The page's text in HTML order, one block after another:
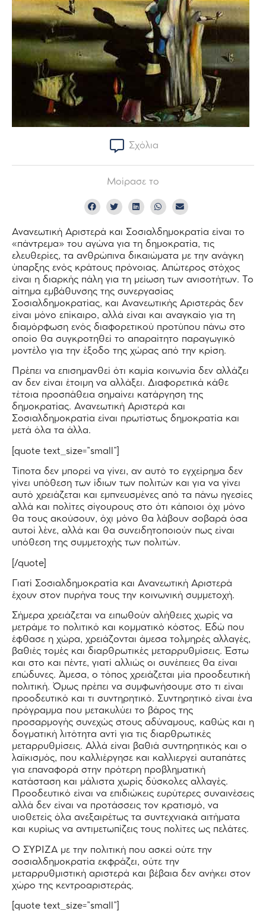
Σχόλια
Μοίρασε το
Ανανεωτική Αριστερά και Σοσιαλδημοκρατία είναι το
«πάντρεμα» του αγώνα για τη δημοκρατία, τις
ελευθερίες, τα ανθρώπινα δικαιώματα με την ανάγκη
ύπαρξης ενός κράτους πρόνοιας. Απώτερος στόχος
είναι η διαρκής πάλη για τη μείωση των ανισοτήτων. Tο
αίτημα εμβάθυνσης της συνεργασίας
Σοσιαλδημοκρατίας, και Ανανεωτικής Αριστεράς δεν
είναι μόνο επίκαιρο, αλλά είναι και αναγκαίο για τη
διαμόρφωση ενός διαφορετικού προτύπου πάνω στο
οποίο θα συγκροτηθεί το απαραίτητο παραγωγικό
μοντέλο για την έξοδο της χώρας από την κρίση.
Πρέπει να επισημανθεί ότι καμία κοινωνία δεν αλλάζει
αν δεν είναι έτοιμη να αλλάξει. Διαφορετικά κάθε
τέτοια προσπάθεια σημαίνει κατάργηση της
δημοκρατίας. Ανανεωτική Αριστερά και
Σοσιαλδημοκρατία είναι πρωτίστως δημοκρατία και
μετά όλα τα άλλα.
[quote text_size=”small”]
Τίποτα δεν μπορεί να γίνει, αν αυτό το εγχείρημα δεν
γίνει υπόθεση των ίδιων των πολιτών και για να γίνει
αυτό χρειάζεται και εμπνευσμένες από τα πάνω ηγεσίες
αλλά και πολίτες σίγουρους στο ότι κάποιοι όχι μόνο
θα τους ακούσουν, όχι μόνο θα λάβουν σοβαρά όσα
αυτοί λένε, αλλά και θα συνειδητοποιούν πως είναι
υπόθεση της συμμετοχής των πολιτών.
[/quote]
Γιατί Σοσιαλδημοκρατία και Ανανεωτική Αριστερά
έχουν στον πυρήνα τους την κοινωνική συμμετοχή.
Σήμερα χρειάζεται να ειπωθούν αλήθειες χωρίς να
μετράμε το πολιτικό και κομματικό κόστος. Εδώ που
έφθασε η χώρα, χρειάζονται άμεσα τολμηρές αλλαγές,
βαθιές τομές και διαρθρωτικές μεταρρυθμίσεις. Έστω
και στο και πέντε, γιατί αλλιώς οι συνέπειες θα είναι
επώδυνες. Άμεσα, ο τόπος χρειάζεται μία προοδευτική
πολιτική. Όμως πρέπει να συμφωνήσουμε στο τι είναι
προοδευτικό και τι συντηρητικό. Συντηρητικό είναι ένα
πρόγραμμα που μετακυλύει το βάρος της
προσαρμογής συνεχώς στους αδύναμους, καθώς και η
δογματική λιτότητα αντί για τις διαρθρωτικές
μεταρρυθμίσεις. Αλλά είναι βαθιά συντηρητικός και ο
λαϊκισμός, που καλλιέργησε και καλλιεργεί αυταπάτες
για επαναφορά στην πρότερη προβληματική
κατάσταση και μάλιστα χωρίς δύσκολες αλλαγές.
Προοδευτικό είναι να επιδιώκεις ευρύτερες συναινέσεις
αλλά δεν είναι να προτάσσεις τον κρατισμό, να
υιοθετείς όλα ανεξαιρέτως τα συντεχνιακά αιτήματα
και κυρίως να αντιμετωπίζεις τους πολίτες ως πελάτες.
Ο ΣΥΡΙΖΑ με την πολιτική που ασκεί ούτε την
σοσιαλδημοκρατία εκφράζει, ούτε την
μεταρρυθμιστική αριστερά και βέβαια δεν ανήκει στον
χώρο της κεντροαριστεράς.
[quote text_size=”small”]